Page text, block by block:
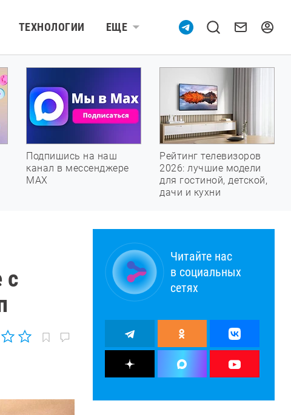
ТЕХНОЛОГИИ ЕЩЕ
Подпишись на наш
канал в мессенджере
МАХ
Рейтинг телевизоров
2026: лучшие модели
для гостиной, детской,
дачи и кухни
с
Читайте нас
в социальных
сетях